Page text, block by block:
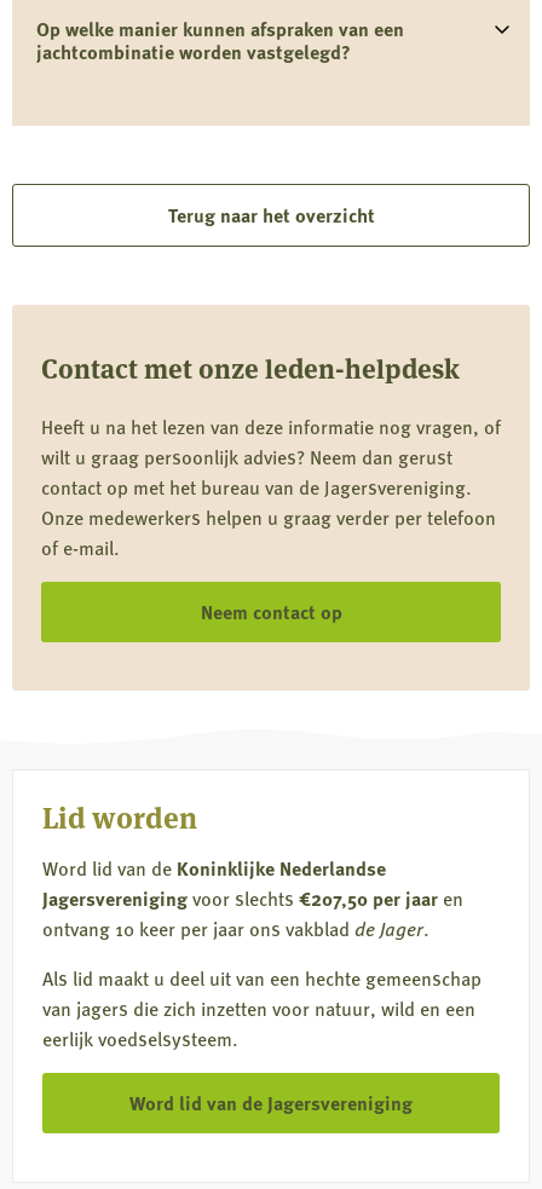
Contact met onze leden-helpdesk
Heeft u na het lezen van deze informatie nog vragen, of
wilt u graag persoonlijk advies? Neem dan gerust
contact op met het bureau van de Jagersvereniging.
Onze medewerkers helpen u graag verder per telefoon
of e-mail.
Neem contact op
Op welke manier kunnen afspraken van een
jachtcombinatie worden vastgelegd?
Terug naar het overzicht
Lid worden
Word lid van de Koninklijke Nederlandse
Jagersverenigingvoor slechts €207,50 per jaar en
ontvang 10 keer per jaar ons vakblad de Jager.
Als lid maakt u deel uit van een hechte gemeenschap
van jagers die zich inzetten voor natuur, wild en een
eerlijk voedselsysteem.
Word lid van de Jagersvereniging